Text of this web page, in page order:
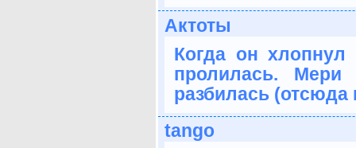
Актоты
Когда он
пролилась. Мери
разбилась (отсюда
tango